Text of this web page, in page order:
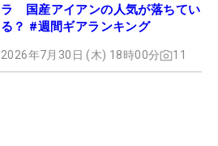
ラ 国産アイアンの人気が落ちてい
る？ #週間ギアランキング
2026年7月30日 (木) 18時00分 11